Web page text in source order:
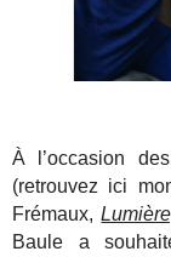
À l’occasion
(retrouvez ici
Frémaux,
Baule a